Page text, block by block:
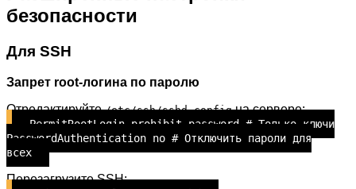
безопасности
Для SSH
Запрет root-логина по паролю
Отредактируйте/etc/ssh/sshd_configна сервере:
PermitRootLogin prohibit-password # Только ключи
PasswordAuthentication no # Отключить пароли для
всех
Перезагрузите SSH:.